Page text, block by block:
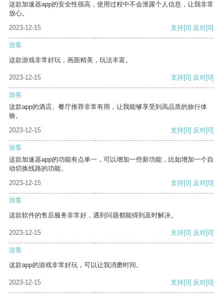
这款加速器app的安全性很高，使用过程中不会泄露个人信息，让我非常
放心。
2023-12-15
支持[0] 反对[0]
游客
这款游戏非常好玩，画面精美，玩法丰富。
2023-12-15 支持[0] 反对[0]
游客
这款app的酒店、餐厅推荐非常有用，让我能够享受到高品质的旅行体
验。
2023-12-15
支持[0] 反对[0]
游客
这款加速器app的功能有点单一，可以增加一些新功能，比如增加一个自
动切换线路的功能。
2023-12-15
支持[0] 反对[0]
游客
这款软件的售后服务非常好，遇到问题都能得到及时解决。
2023-12-15 支持[0] 反对[0]
游客
这款app的游戏非常好玩，可以让我消磨时间。
2023-12-15 支持[0] 反对[0]